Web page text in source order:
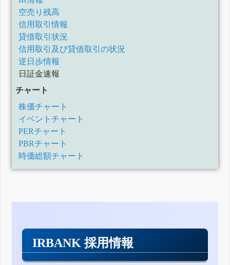
空売り残高
信用取引情報
貸借取引状況
信用取引及び貸借取引の状況
逆日歩情報
日証金速報
チャート
株価チャート
イベントチャート
PERチャート
PBRチャート
時価総額チャート
IRBANK 採用情報